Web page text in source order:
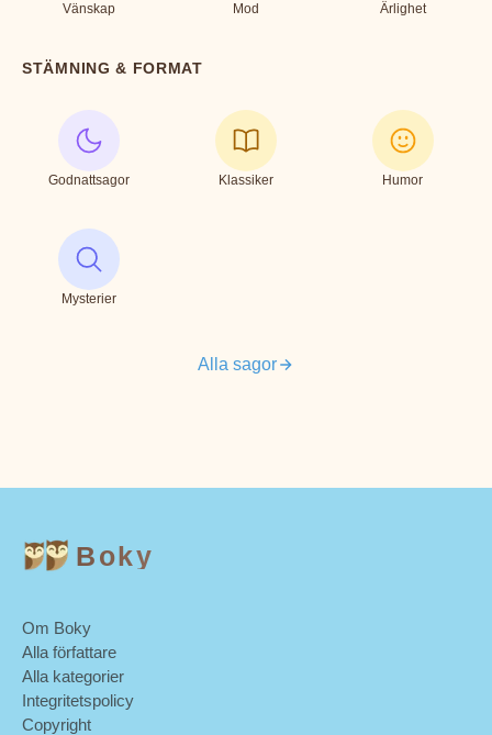
Vänskap Mod Ärlighet
STÄMNING & FORMAT
Godnattsagor Klassiker Humor
Mysterier
Alla sagor
Boky
Om Boky
Alla författare
Alla kategorier
Integritetspolicy
Copyright